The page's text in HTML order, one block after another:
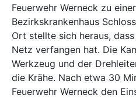
Feuerwehr Werneck zu
Bezirkskrankenhaus
Ort stellte sich heraus,
Netz verfangen hat. Die
Werkzeug und der
die Krähe. Nach etwa 30
Feuerwehr Werneck den